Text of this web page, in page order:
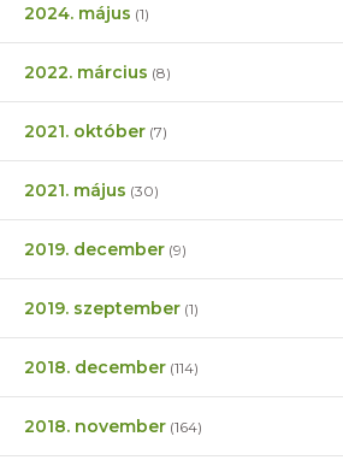
2024. május (1)
2022. március (8)
2021. október (7)
2021. május (30)
2019. december (9)
2019. szeptember (1)
2018. december (114)
2018. november (164)